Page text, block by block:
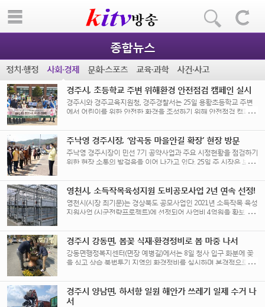
종합뉴스
정치·행정 사회·경제 문화·스포츠 교육·과학
사건·사고
경주시, 초등학교 주변 위해환경 안전점검 캠페인 실시
경주시와 경주교육지원청, 경주경찰서는 25일 용황초등학교 주변
에서 어린이를 위한 안전한 환경을 조성하기 위해 안전점검 캠페인
주낙영 경주시장, ‘암곡동 마을안길 확장’ 현장 방문
주낙영 경주시장이 민선 7기 공약사업과 주요 시정현황을 점검하기
위한 현장 소통의 발걸음을 이어 나가고 있다. 25일 주 시장은 보덕
영천시, 소득작목육성지원 도비공모사업 2년 연속 선정!
영천시(시장 최기문)는 경상북도 공모사업인 2021년 소득작목 육성
지원사업 (시군전략프로젝트)에 선정되어 사업비 4억원을 확보하였
목을 [...]
경주시 강동면, 봄꽃 식재·환경정비로 봄 마중 나서
강동면행정복지센터(면장 예병길)에서는 8일 청사 입구 화분에 꽃
을 심고 상습 불법투기 지역의 환경정비를 실시하며 본격적으로 봄
경주시 양남면, 하서항 일원 해안가 쓰레기 일제 수거 나
서